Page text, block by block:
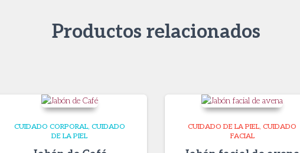
Productos relacionados
CUIDADO CORPORAL CUIDADO
DE LA PIEL
CUIDADO DE LA PIEL CUIDADO
FACIAL